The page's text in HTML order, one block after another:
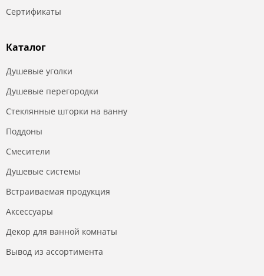
Сертификаты
Каталог
Душевые уголки
Душевые перегородки
Стеклянные шторки на ванну
Поддоны
Смесители
Душевые системы
Встраиваемая продукция
Аксессуары
Декор для ванной комнаты
Вывод из ассортимента